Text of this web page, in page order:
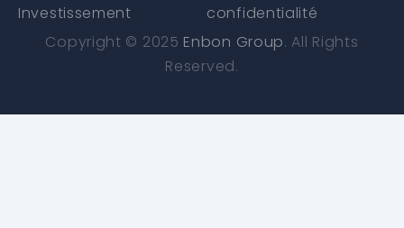
Investissement
confidentialité
Copyright © 2025 Enbon Group. All Rights
Reserved.